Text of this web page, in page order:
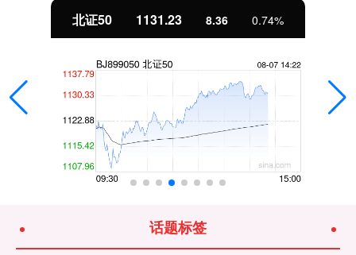
北证50 1131.23 8.36 0.74%
话题标签